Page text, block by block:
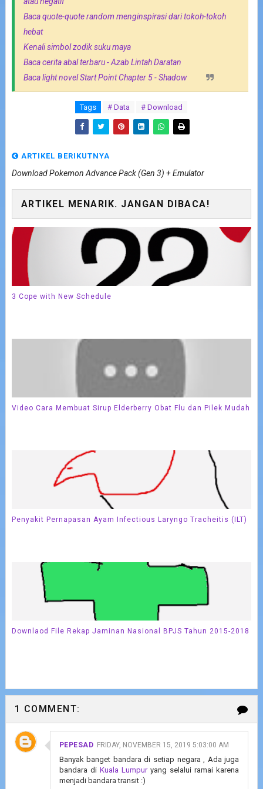
Baca quote-quote random menginspirasi dari tokoh-tokoh
hebat
Kenali simbol zodik suku maya
Baca cerita abal terbaru - Azab Lintah Daratan
Baca light novel Start Point Chapter 5 - Shadow
Tags # Data # Download
ARTIKEL BERIKUTNYA
Download Pokemon Advance Pack (Gen 3) + Emulator
ARTIKEL MENARIK. JANGAN DIBACA!
3 Cope with New Schedule
Video Cara Membuat Sirup Elderberry Obat Flu dan Pilek Mudah
Penyakit Pernapasan Ayam Infectious Laryngo Tracheitis (ILT)
Downlaod File Rekap Jaminan Nasional BPJS Tahun 2015-2018
1 COMMENT:
PEPESAD FRIDAY, NOVEMBER 15, 2019 5:03:00 AM
Banyak banget bandara di setiap negara , Ada juga
bandara di Kuala Lumpuryang selalui ramai karena
menjadi bandara transit :)